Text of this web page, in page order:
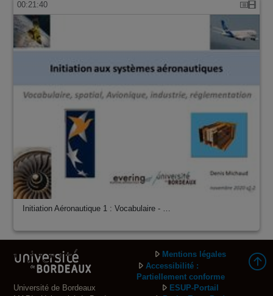
00:21:40
Initiation Aéronautique 1 : Vocabulaire - …
Université de Bordeaux
Mentions légales
Accessibilité :
Partiellement conforme
ESUP-Portail